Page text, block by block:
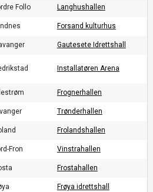
Follo Langhushallen
Forsand kulturhus
Gautesete Idrettshall
Installatøren Arena
Frognerhallen
Trønderhallen
Frolandshallen
Fron Vinstrahallen
Frostahallen
Frøya idrettshall